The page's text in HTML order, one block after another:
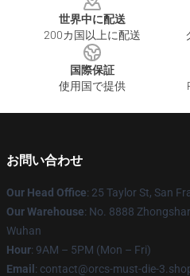
世界中に配送
200カ国以上に配送
国際保証
使用国で提供
お問い合わせ
Our Head Office: 25 Taylor St, San
Our Warehouse: No. 8888
Wuhan
Hour: 9AM – 5PM (Mon – Fri)
Email : contact@orcs-must-die-